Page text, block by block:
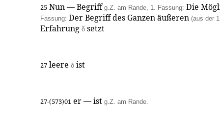
25 Nun — Begriffg.Z. am Rande, 1. Fassung: Die
Fassung: Der Begriff des Ganzen äußeren (aus der
Erfahrung δ setzt
27 leere δ ist
27-(573)01 er — ist g.Z. am Rande.